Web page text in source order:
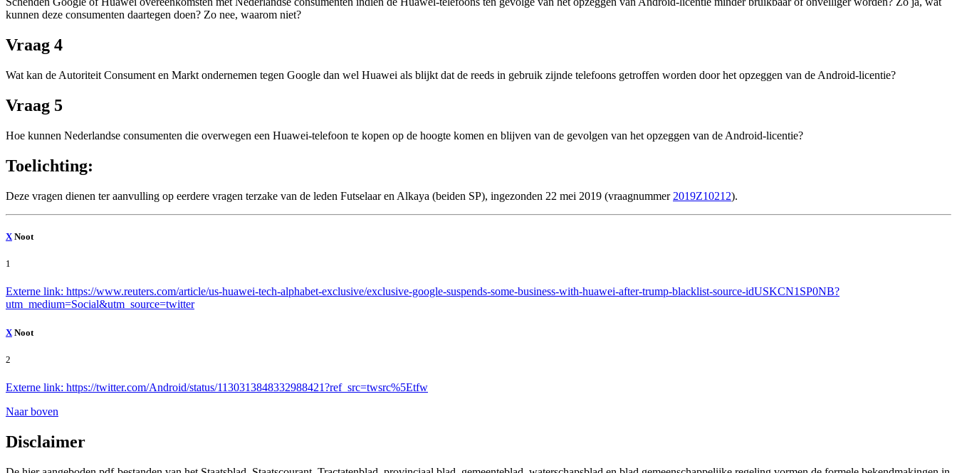
kunnen deze consumenten daartegen doen? Zo nee, waarom niet?
Vraag 4
Wat kan de Autoriteit Consument en Markt ondernemen tegen Google dan wel Huawei als blijkt dat de reeds in gebruik zijnde telefoons getroffen worden door het opzeggen van de Android-licentie?
Vraag 5
Hoe kunnen Nederlandse consumenten die overwegen een Huawei-telefoon te kopen op de hoogte komen en blijven van de gevolgen van het opzeggen van de Android-licentie?
Toelichting:
Deze vragen dienen ter aanvulling op eerdere vragen terzake van de leden Futselaar en Alkaya (beiden SP), ingezonden 22 mei 2019 (vraagnummer 2019Z10212).
X Noot
1
Externe link: https://www.reuters.com/article/us-huawei-tech-alphabet-exclusive/exclusive-google-suspends-some-business-with-huawei-after-trump-blacklist-source-idUSKCN1SP0NB?
utm_medium=Social&utm_source=twitter
X Noot
2
Externe link: https://twitter.com/Android/status/1130313848332988421?ref_src=twsrc%5Etfw
Naar boven
Disclaimer